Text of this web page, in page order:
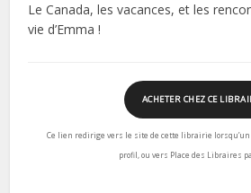
Le Canada, les vacances, et les
vie d’Emma !
ACHETER CHEZ CE
Ce lien redirige vers le site de cette librairie
profil, ou vers Place des Libraires